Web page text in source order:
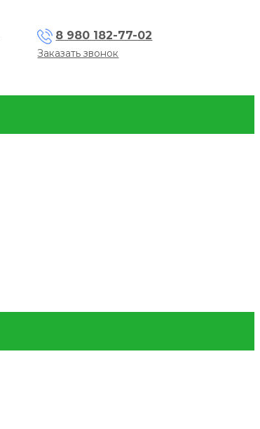
8 980 182-77-02
Заказать звонок